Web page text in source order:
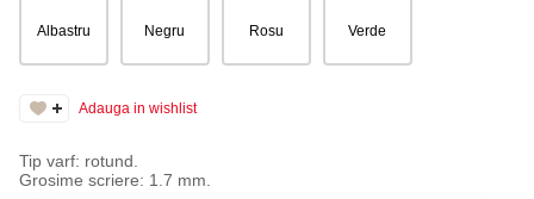
Albastru Negru Rosu Verde
Adauga in wishlist
Tip varf: rotund.
Grosime scriere: 1.7 mm.